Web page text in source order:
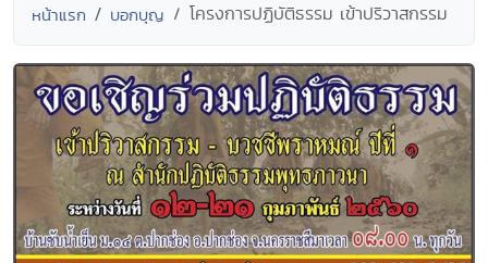
หน้าแรก บอกบุญ โครงการปฏิบัติธรรม เข้าปริวาสกรรม